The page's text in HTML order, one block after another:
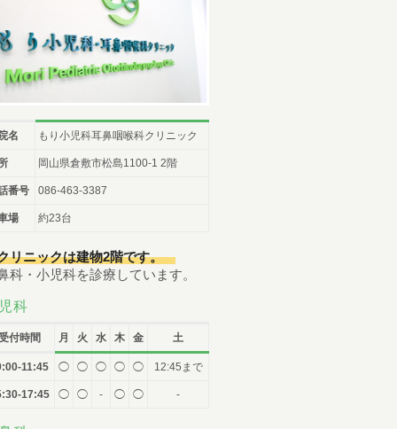
下記の時間の予約が可能です。
小児科
（土曜日 /
耳鼻科
午前07:00-11:00
名 もり小児科耳鼻咽喉科クリニック
岡山県倉敷市松島1100-1 2階
番号 086-463-3387
場 約23台
リニックは建物2階です。
科・小児科を診療しています。
科
付時間 月 火 水 木 金 土
11:45 ◯ ◯ ◯ ◯ ◯ 12:45まで
17:45 ◯ ◯ - ◯ ◯ -